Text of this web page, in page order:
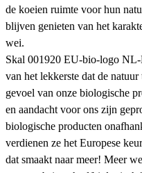
de koeien ruimte voor hun
blijven genieten van het
wei.
Skal 001920 EU-bio-logo
van het lekkerste dat de
gevoel van onze biologische
en aandacht voor ons zijn
biologische producten
verdienen ze het Europese
dat smaakt naar meer! Meer